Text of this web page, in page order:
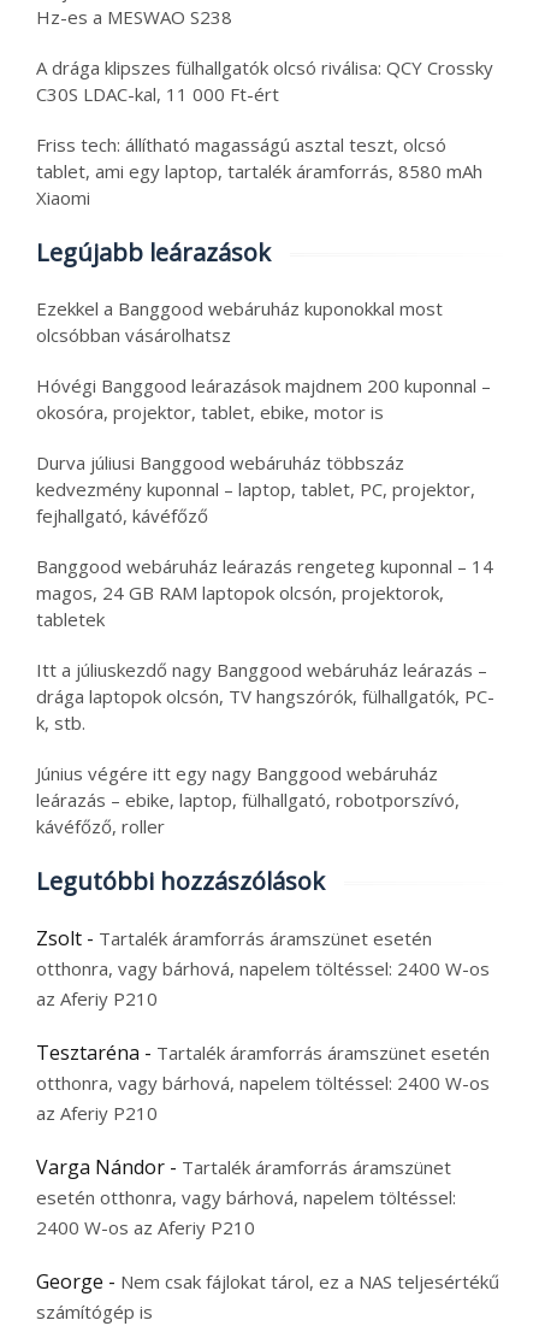
Hz-es a MESWAO S238
A drága klipszes fülhallgatók olcsó riválisa: QCY Crossky
C30S LDAC-kal, 11 000 Ft-ért
Friss tech: állítható magasságú asztal teszt, olcsó
tablet, ami egy laptop, tartalék áramforrás, 8580 mAh
Xiaomi
Legújabb leárazások
Ezekkel a Banggood webáruház kuponokkal most
olcsóbban vásárolhatsz
Hóvégi Banggood leárazások majdnem 200 kuponnal –
okosóra, projektor, tablet, ebike, motor is
Durva júliusi Banggood webáruház többszáz
kedvezmény kuponnal – laptop, tablet, PC, projektor,
fejhallgató, kávéfőző
Banggood webáruház leárazás rengeteg kuponnal – 14
magos, 24 GB RAM laptopok olcsón, projektorok,
tabletek
Itt a júliuskezdő nagy Banggood webáruház leárazás –
drága laptopok olcsón, TV hangszórók, fülhallgatók, PC-
k, stb.
Június végére itt egy nagy Banggood webáruház
leárazás – ebike, laptop, fülhallgató, robotporszívó,
kávéfőző, roller
Legutóbbi hozzászólások
Zsolt - Tartalék áramforrás áramszünet esetén
otthonra, vagy bárhová, napelem töltéssel: 2400 W-os
az Aferiy P210
Tesztaréna - Tartalék áramforrás áramszünet esetén
otthonra, vagy bárhová, napelem töltéssel: 2400 W-os
az Aferiy P210
Varga Nándor - Tartalék áramforrás áramszünet
esetén otthonra, vagy bárhová, napelem töltéssel:
2400 W-os az Aferiy P210
George - Nem csak fájlokat tárol, ez a NAS teljesértékű
számítógép is